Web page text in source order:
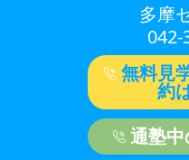
多摩
042-
無料見
約
通塾